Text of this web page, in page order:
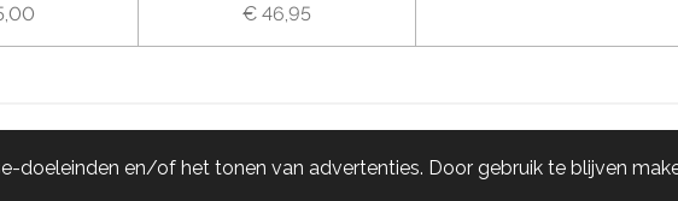
doeleinden en/of het tonen van advertenties. Door gebruik te blijven
€ 46,95
Wowters